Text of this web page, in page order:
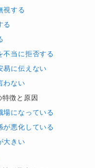
視する
る
不当に拒否する
易に伝えない
わない
徴と原因
場になっている
が悪化している
大きい